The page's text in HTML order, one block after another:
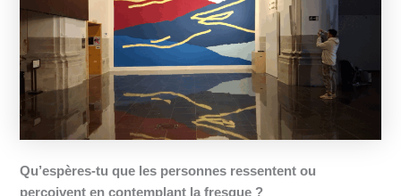
Qu’espères-tu que les personnes ressentent ou
perçoivent en contemplant la fresque ?